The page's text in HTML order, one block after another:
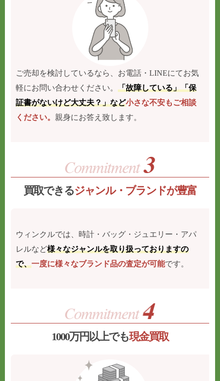
ご売却を検討しているなら、お電話・LINEにてお気
軽にお問い合わせください。「故障している」「保
証書がないけど大丈夫？」など小さな不安もご相談
ください。親身にお答え致します。
買取できるジャンル・ブランドが豊富
ウィンクルでは、時計・バッグ・ジュエリー・アパ
レルなど様々なジャンルを取り扱っておりますの
で、一度に様々なブランド品の査定が可能です。
1000万円以上でも現金買取